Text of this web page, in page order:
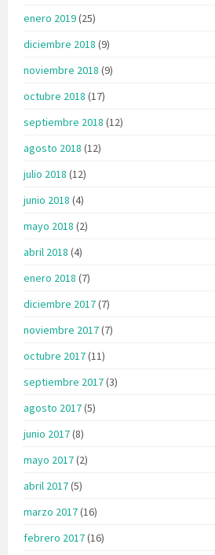
enero 2019(25)
diciembre 2018 (9)
noviembre 2018 (9)
octubre 2018 (17)
septiembre 2018 (12)
agosto 2018 (12)
julio 2018 (12)
junio 2018 (4)
mayo 2018 (2)
abril 2018 (4)
enero 2018 (7)
diciembre 2017(7)
noviembre 2017(7)
octubre 2017(11)
septiembre 2017(3)
agosto 2017(5)
junio 2017(8)
mayo 2017(2)
abril 2017(5)
marzo 2017(16)
febrero 2017(16)